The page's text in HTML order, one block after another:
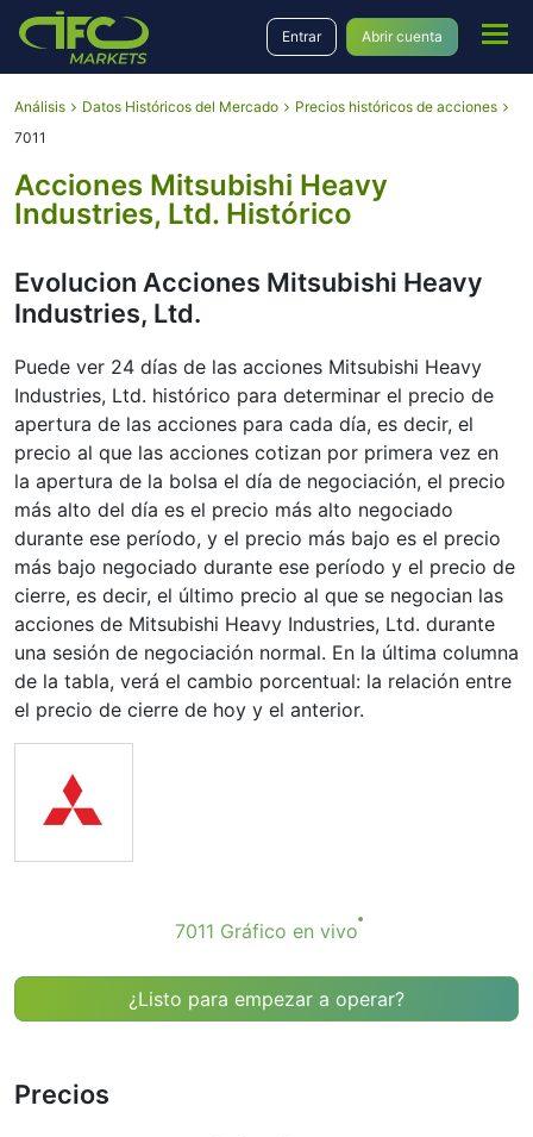
Entrar Abrir cuenta
Análisis Datos Históricos del Mercado
Precios históricos de acciones
7011
Acciones Mitsubishi Heavy
Industries, Ltd. Histórico
Evolucion Acciones Mitsubishi Heavy
Industries, Ltd.
Puede ver 24 días de las acciones Mitsubishi Heavy
Industries, Ltd. histórico para determinar el precio de
apertura de las acciones para cada día, es decir, el
precio al que las acciones cotizan por primera vez en
la apertura de la bolsa el día de negociación, el precio
más alto del día es el precio más alto negociado
durante ese período, y el precio más bajo es el precio
más bajo negociado durante ese período y el precio de
cierre, es decir, el último precio al que se negocian las
acciones de Mitsubishi Heavy Industries, Ltd. durante
una sesión de negociación normal. En la última columna
de la tabla, verá el cambio porcentual: la relación entre
el precio de cierre de hoy y el anterior.
7011 Gráfico en vivo
¿Listo para empezar a operar?
Precios